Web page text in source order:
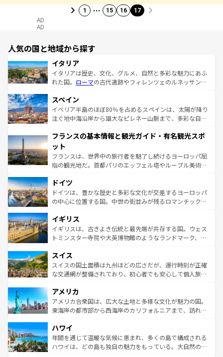
1 … 15 16 17
AD
AD
人気の国と地域から探す
イタリア
イタリアは歴史、文化、グルメ、自然と多彩な魅力にあふ
れた国。 ローマの古代遺跡やフィレンツェのルネッサンス
ろん、トスカーナの美しい田園風景やアマルフィ海岸の絶
景など、自然景観も見逃せない。観光の合間には、本場の
ピザやパスタなど、絶品のイタリア料理を堪能することも
ませてくれるイタリアで、忘れられない旅をしてみよう！
なお、新着のイタリア情報は
しい。
スペイン
イベリア半島のほぼ80％を占めるスペインは、太陽が降り
注ぐ地中海沿岸から雄大なピレネー山脈まで、多彩な自然
文化が根付くこの国では、情熱的なフラメンコ、熱気あふ
れる闘牛、そして美味しいタパスが生活の一部となってい
る。首都マドリードの洗練された雰囲気や、バルセロナの
アートに溢れた街角から、地方では古代ローマ遺跡や中世
せる。地方によって風土や気候が異なるスペインはその個
性で訪れる人を魅了する。 なお、新着のスペイン情報は コ
ンテンツ一覧を参照してほしい。
フランスの基本情報と観光ガイド・有名観光スポ
ット
フランスは、世界中の旅行者を魅了し続けるヨーロッパ屈
指の観光地だ。首都パリのエッフェル塔やルーブル美術館
で、幅広い魅力が詰まっている。華麗な宮殿、歴史的な大
聖堂、美しいビーチ、そして豊かな自然が、訪れる者を心
から魅了する。また、フランスは美食の国としても知ら
いる。シャンパンの発祥地であるランス、プロヴァンスの
香り高いラベンダー畑など、多彩な楽しみ方が可能だ。さ
らに、パリ以外の地域にも魅力が溢れており、どの街角に
れる地方に足を運ぶとそれぞれで全く異なる文化を体験で
きるだろう。 なお、新着のフランス情報はコンテンツ一覧
を参照してほしい。
ドイツ
ドイツは、豊かな歴史と多彩な文化が交差するヨーロッパ
の中心に位置する国。中世の街並みが残るロマンチック街
顔を持つこの国は、どこを歩いても飽きることがない。ベ
ルリンの文化的活気、バイエルン州のアルプスの絶景、そ
してライン川沿いのワイン畑といった風景は必見。ビール
は、お酒好きな人にはぜひ体験してほしい。 なお、新着の
ドイツ情報はコンテンツ一覧を参照してほしい。
イギリス
イギリスは、古きよき伝統と最先端が共存する国。ウェス
トミンスター寺院や大英博物館のようなランドマーク、歴
リアごとに異なる魅力がある。また、優雅なアフタヌーン
ティー、ビール好きにはたまらない英国パブ、サッカー観
戦など、本場だからこそできる体験も豊富。イギリスを旅
ンツ一覧を参照してほしい。
スイス
スイスの国土面積は九州ほどの広さだが、運行時刻が正確
な交通網が整備されており、初心者でも安心して個人旅行
の建物がそのまま残る町や、スイスならではのユニークな
博物館もあり、アルプス観光だけでなく町歩きも満喫する
ことができる。国民の所得が高いため物価も高いが、旅行
ば市内交通費無料で観光を楽しむこともできる。 なお、新
着のスイス情報はコンテンツ一覧 を参照してほしい。
アメリカ
アメリカ合衆国は、広大な土地と多様な文化が魅力の国。
東海岸の都市部から西海岸のカリフォルニアまで、訪れる
のような巨大都市は、観光、ショッピング、エンターテイ
ンメントが詰まった刺激的なスポットだ。一方、アメリカ
西部には大自然が広がり、グランドキャニオンやイエロー
ハワイ
年間を通じて温暖な気候に恵まれ、多くの島で構成される
ハワイは、どの島も独自の魅力をもっている。大自然の神